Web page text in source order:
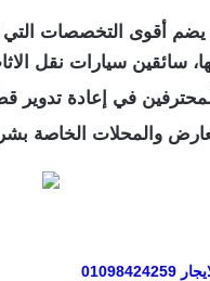
أقوى التخصصات التي
سائقين سيارات نقل
في إعادة تدوير
والمحلات الخاصة